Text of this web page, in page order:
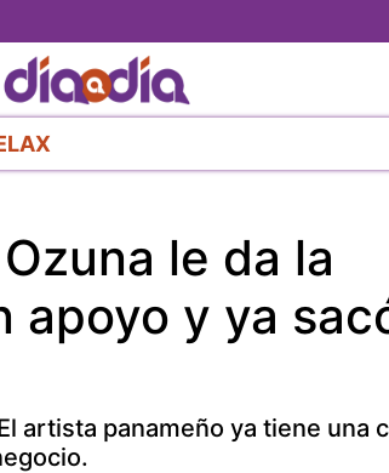
al
contenido
principal
le da la
apoyo y ya
artista panameño ya tiene una